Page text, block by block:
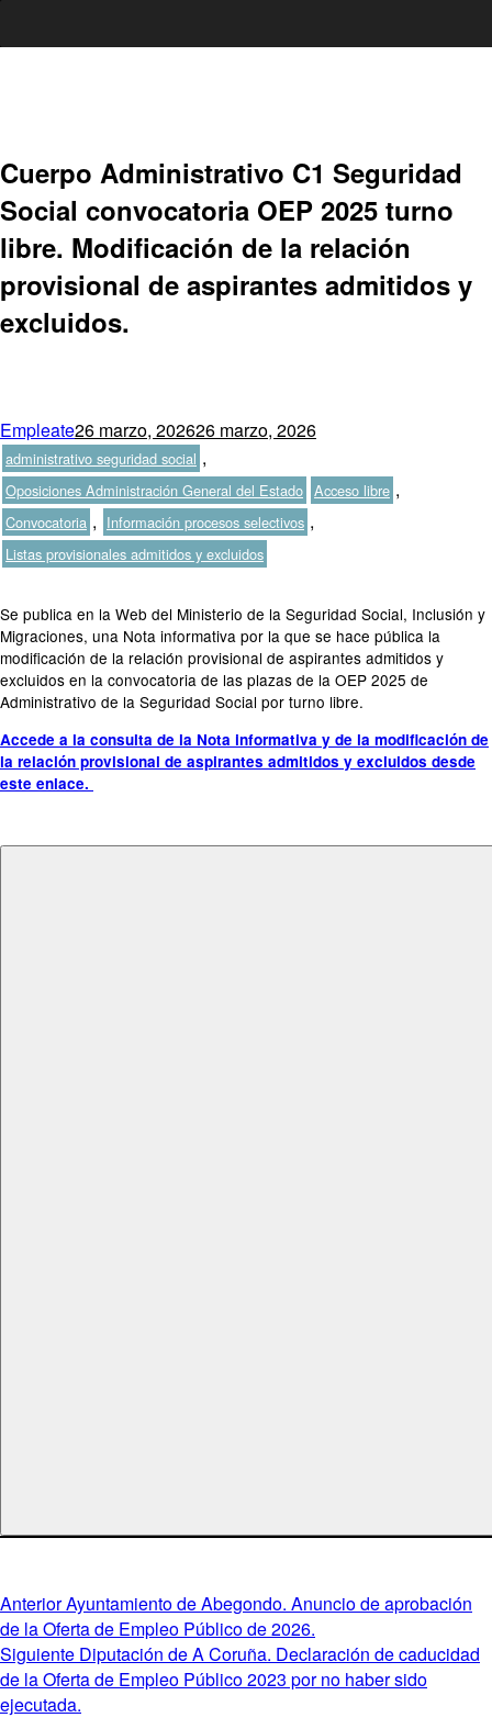
contenido
Cuerpo Administrativo C1 Seguridad
Social convocatoria OEP 2025 turno
libre. Modificación de la relación
provisional de aspirantes admitidos y
excluidos.
Autor
EmpleatePublicado
el
26 marzo, 202626 marzo, 2026Categorías
administrativo seguridad social ,
Oposiciones Administración General del Estado Etiquetas
Acceso libre ,
Convocatoria , Información procesos selectivos ,
Listas provisionales admitidos y excluidos
Se publica en la Web del Ministerio de la Seguridad Social, Inclusión y
Migraciones, una Nota informativa por la que se hace pública la
modificación de la relación provisional de aspirantes admitidos y
excluidos en la convocatoria de las plazas de la OEP 2025 de
Administrativo de la Seguridad Social por turno libre.
Accede a la consulta de la Nota informativa y de la modificación de
la relación provisional de aspirantes admitidos y excluidos desde
este enlace.
Navegación
de
entradas
AnteriorEntrada
anterior:
Ayuntamiento de Abegondo. Anuncio de aprobación
de la Oferta de Empleo Público de 2026.
Siguiente Entrada
siguiente:
Diputación de A Coruña. Declaración de caducidad
de la Oferta de Empleo Público 2023 por no haber sido
ejecutada.